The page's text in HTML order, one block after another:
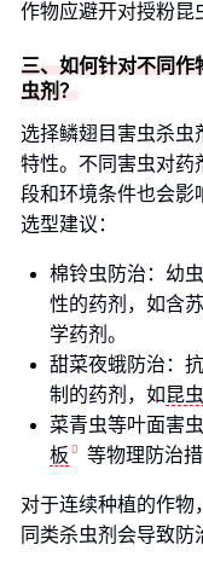
作物应避开对授粉昆
三、如何针对不同作
虫剂？
选择鳞翅目害虫杀虫
特性。不同害虫对药
段和环境条件也会影
选型建议：
棉铃虫防治：幼
性的药剂，如含
学药剂。
甜菜夜蛾防治：
制的药剂，如 昆
菜青虫等叶面害
板
等物理防治措
对于连续种植的作物
同类杀虫剂会导致防